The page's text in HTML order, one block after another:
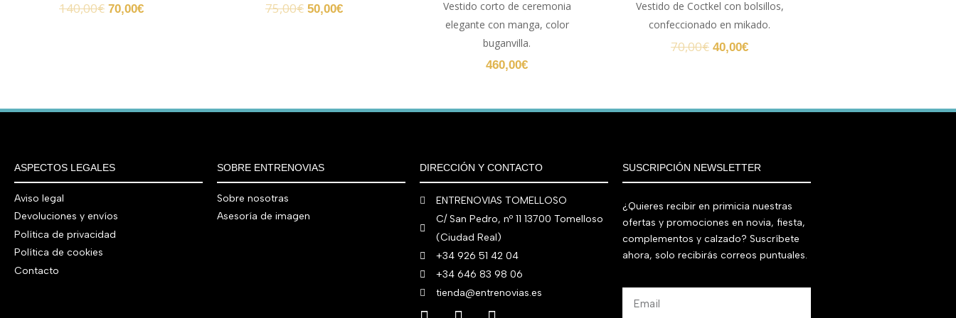
140,00€ 70,00€ 75,00€ 50,00€
Vestido corto de ceremonia
elegante con manga, color
buganvilla.
460,00€
Vestido de Coctkel con bolsillos,
confeccionado en mikado.
70,00€ 40,00€
ASPECTOS LEGALES
Aviso legal
Devoluciones y envíos
Política de privacidad
Política de cookies
Contacto
SOBRE ENTRENOVIAS
Sobre nosotras
Asesoría de imagen
DIRECCIÓN Y CONTACTO
ENTRENOVIAS TOMELLOSO
C/ San Pedro, nº 11 13700 Tomelloso
(Ciudad Real)
+34 926 51 42 04
+34 646 83 98 06
tienda@entrenovias.es
SUSCRIPCIÓN NEWSLETTER
¿Quieres recibir en primicia nuestras
ofertas y promociones en novia, fiesta,
complementos y calzado? Suscríbete
ahora, solo recibirás correos puntuales.